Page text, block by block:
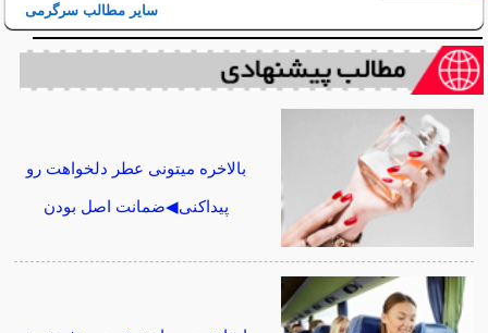
سایر مطالب سرگرمی
بالاخره میتونی عطر دلخواهت رو
پیداکنی◀ضمانت اصل بودن